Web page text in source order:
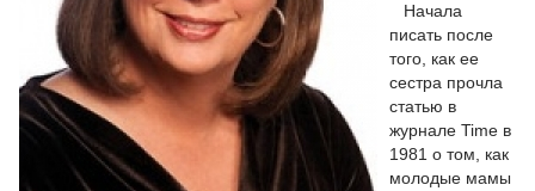
Начала
писать после
того, как ее
сестра прочла
статью в
журнале Time в
1981 о том, как
молодые мамы